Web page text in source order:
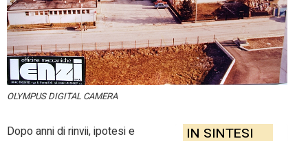
OLYMPUS DIGITAL CAMERA
IN SINTESI
Dopo anni di rinvii, ipotesi e